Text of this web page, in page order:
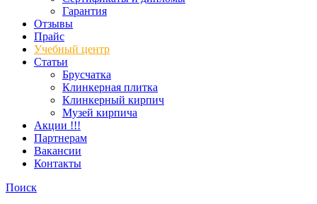
Гарантия
Отзывы
Прайс
Учебный центр
Статьи
Брусчатка
Клинкерная плитка
Клинкерный кирпич
Музей кирпича
Акции !!!
Партнерам
Вакансии
Контакты
Поиск